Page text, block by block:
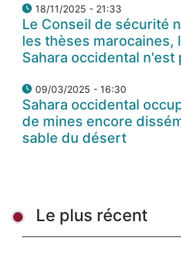
18/11/2025 - 21:33
Le Conseil de sécurité
les thèses marocaines,
Sahara occidental n'est
09/03/2025 - 16:30
Sahara occidental
de mines encore
sable du désert
Le plus récent